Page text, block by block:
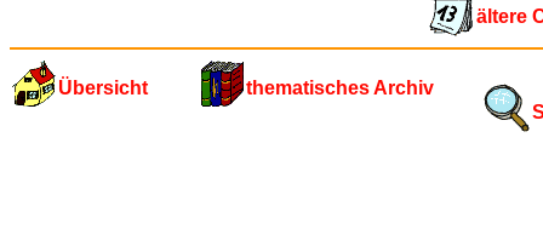
ältere
Übersicht
thematisches Archiv